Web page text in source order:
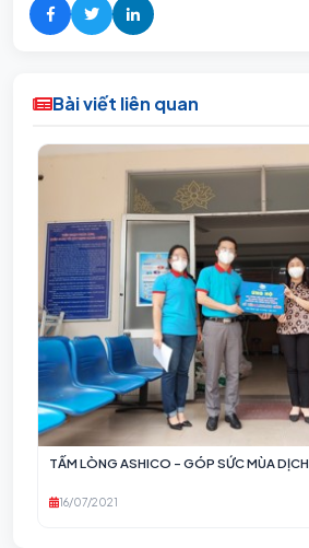
Bài viết liên quan
TẤM LÒNG ASHICO - GÓP SỨC MÙA DỊCH
16/07/2021